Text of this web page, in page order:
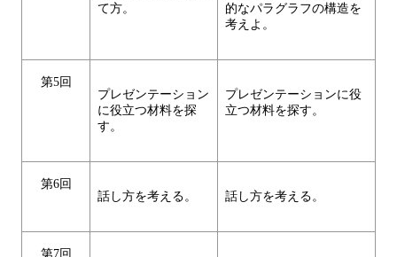
て方。
的なパラグラフの構造を
考えよ。
第5回
プレゼンテーション
に役立つ材料を探
す。
プレゼンテーションに役
立つ材料を探す。
第6回
話し方を考える。
話し方を考える。
第7回